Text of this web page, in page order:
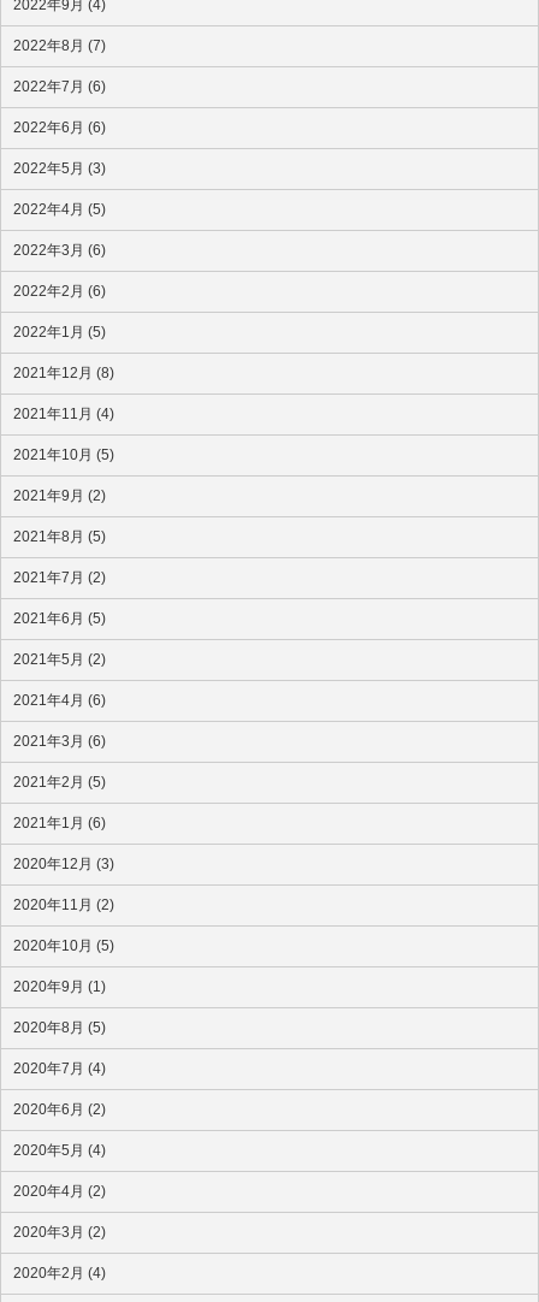
2022年9月 (4)
2022年8月 (7)
2022年7月 (6)
2022年6月 (6)
2022年5月 (3)
2022年4月 (5)
2022年3月 (6)
2022年2月 (6)
2022年1月 (5)
2021年12月 (8)
2021年11月 (4)
2021年10月 (5)
2021年9月 (2)
2021年8月 (5)
2021年7月 (2)
2021年6月 (5)
2021年5月 (2)
2021年4月 (6)
2021年3月 (6)
2021年2月 (5)
2021年1月 (6)
2020年12月 (3)
2020年11月 (2)
2020年10月 (5)
2020年9月 (1)
2020年8月 (5)
2020年7月 (4)
2020年6月 (2)
2020年5月 (4)
2020年4月 (2)
2020年3月 (2)
2020年2月 (4)